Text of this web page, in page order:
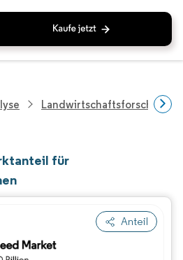
Landwirtschaftsforschung
für
Anteil